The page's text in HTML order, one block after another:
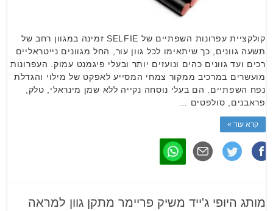
קולקציית עפרונות השפתיים של SELFIE זמינה במגוון רחב של
תשעה גוונים, כך שיתאימו לכל גוון עור, החל מגוונים נייטראליים
רכים ועד גוונים כהים ונועזים יותר ובעלי פיגמנט עמוק. העפרונות
מועשרים במרכיב ממקור צמחי המסייע לאפקט של מילוי והגדלת
נפח השפתיים. הם בעלי נוסחה נקייה ללא שמן מינראלי, טלק,
פראבנים, סולפטים …
קרא עוד »
מותג היופי ג'ייד משיק פריימר מתקן גוון למראה